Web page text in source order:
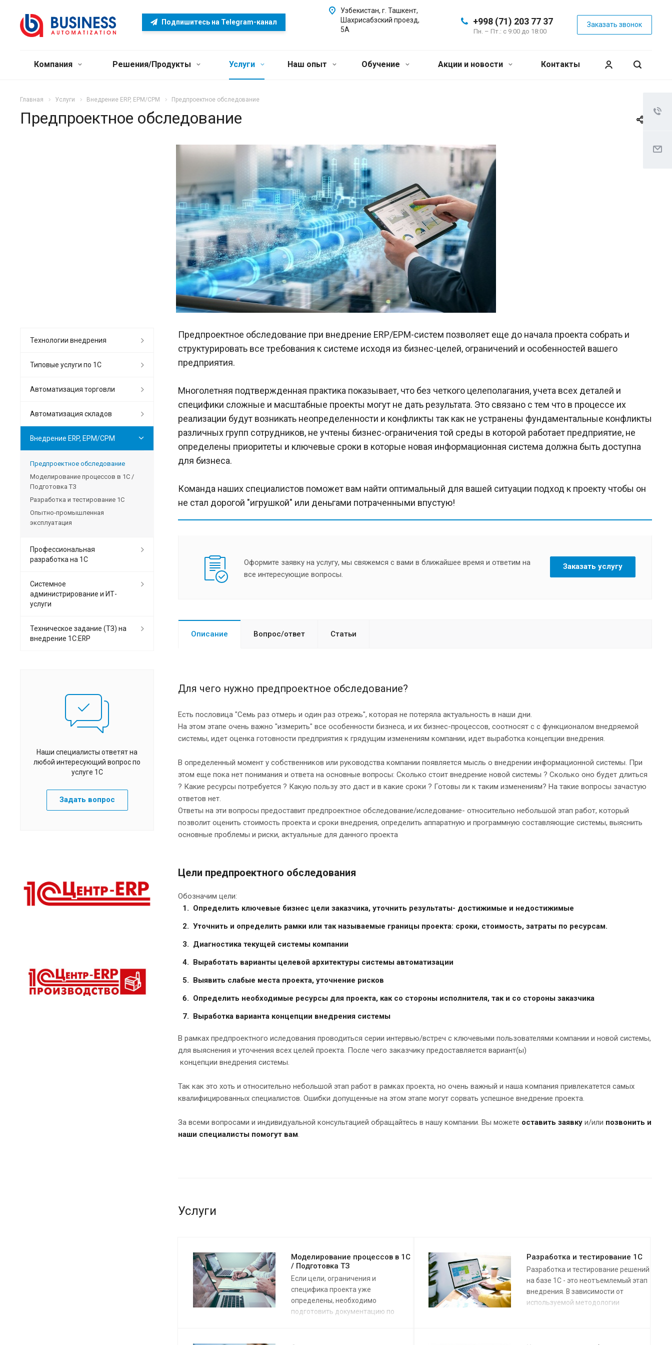
Подпишитесь на Telegram-канал +998 (71) 203 77 37
Пн. – Пт.: с 9:00 до 18:00
Заказать звонок
Узбекистан, г. Ташкент,
Шахрисабзский проезд,
5А
Компания Решения/Продукты Услуги Наш опыт Обучение Акции и новости Контакты
Главная Услуги Внедрение ERP, EPM/CPM Предпроектное обследование
Предпроектное обследование
Предпроектное обследование при внедрение ERP/EPM-систем позволяет еще до начала проекта собрать и
структурировать все требования к системе исходя из бизнес-целей, ограничений и особенностей вашего
предприятия.
Многолетняя подтвержденная практика показывает, что без четкого целеполагания, учета всех деталей и
специфики сложные и масштабные проекты могут не дать результата. Это связано с тем что в процессе их
реализации будут возникать неопределенности и конфликты так как не устранены фундаментальные конфликты
различных групп сотрудников, не учтены бизнес-ограничения той среды в которой работает предприятие, не
определены приоритеты и ключевые сроки в которые новая информационная система должна быть доступна
для бизнеса.
Команда наших специалистов поможет вам найти оптимальный для вашей ситуации подход к проекту чтобы он
не стал дорогой "игрушкой" или деньгами потраченными впустую!
Оформите заявку на услугу, мы свяжемся с вами в ближайшее время и ответим на
все интересующие вопросы.
Заказать услугу
Описание Вопрос/ответ Статьи
Для чего нужно предпроектное обследование?
Есть пословица "Семь раз отмерь и один раз отрежь", которая не потеряла актуальность в наши дни.
На этом этапе очень важно "измерить" все особенности бизнеса, и их бизнес-процессов, соотносят с с функционалом внедряемой
системы, идет оценка готовности предприятия к грядущим изменениям компании, идет выработка концепции внедрения.
В определенный момент у собственников или руководства компании появляется мысль о внедрении информационной системы. При
этом еще пока нет понимания и ответа на основные вопросы: Сколько стоит внедрение новой системы ? Сколько оно будет длиться
? Какие ресурсы потребуется ? Какую пользу это даст и в какие сроки ? Готовы ли к таким изменениям? На такие вопросы зачастую
ответов нет.
Ответы на эти вопросы предоставит предпроектное обследование/иследование- относительно небольшой этап работ, который
позволит оценить стоимость проекта и сроки внедрения, определить аппаратную и программную составляющие системы, выяснить
основные проблемы и риски, актуальные для данного проекта
Цели предпроектного обследования
Обозначим цели:
Определить ключевые бизнес цели заказчика, уточнить результаты- достижимые и недостижимые
Уточнить и определить рамки или так называемые границы проекта: сроки, стоимость, затраты по ресурсам.
Диагностика текущей системы компании
Выработать варианты целевой архитектуры системы автоматизации
Выявить слабые места проекта, уточнение рисков
Определить необходимые ресурсы для проекта, как со стороны исполнителя, так и со стороны заказчика
Выработка варианта концепции внедрения системы
В рамках предпроектного иследования проводиться серии интервью/встреч с ключевыми пользователями компании и новой системы,
для выяснения и уточнения всех целей проекта. После чего заказчику предоставляется вариант(ы)
концепции внедрения системы.
Так как это хоть и относительно небольшой этап работ в рамках проекта, но очень важный и наша компания привлекатется самых
квалифицированных специалистов. Ошибки допущенные на этом этапе могут сорвать успешное внедрение проекта.
За всеми вопросами и индивидуальной консультацией обращайтесь в нашу компании. Вы можете оставить заявку и/или позвонить и
наши специалисты помогут вам.
Услуги
Моделирование процессов в 1С
/ Подготовка ТЗ
Если цели, ограничения и
специфика проекта уже
определены, необходимо
подготовить документацию по
Разработка и тестирование 1С
Разработка и тестирование решений
на базе 1С - это неотъемлемый этап
внедрения. В зависимости от
используемой методологии
Технологии внедрения
Типовые услуги по 1С
Автоматизация торговли
Автоматизация складов
Внедрение ERP, EPM/CPM
Предпроектное обследование
Моделирование процессов в 1С /
Подготовка ТЗ
Разработка и тестирование 1С
Опытно-промышленная
эксплуатация
Профессиональная
разработка на 1С
Системное
администрирование и ИТ-
услуги
Техническое задание (ТЗ) на
внедрение 1С:ERP
Наши специалисты ответят на
любой интересующий вопрос по
услуге 1С
Задать вопрос